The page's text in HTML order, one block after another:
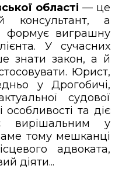
області — це
консультант, а
формує виграшну
У сучасних
знати закон, а й
Юрист,
у Дрогобичі,
судової
особливості та діє
у
тому мешканці
адвоката,
діяти...